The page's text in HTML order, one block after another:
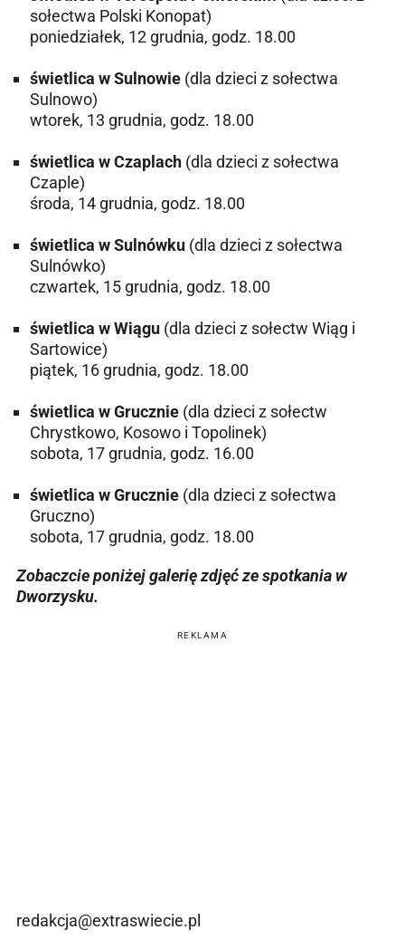
sołectwa Polski Konopat)
poniedziałek, 12 grudnia, godz. 18.00
świetlica w Sulnowie (dla dzieci z sołectwa
Sulnowo)
wtorek, 13 grudnia, godz. 18.00
świetlica w Czaplach (dla dzieci z sołectwa
Czaple)
środa, 14 grudnia, godz. 18.00
świetlica w Sulnówku (dla dzieci z sołectwa
Sulnówko)
czwartek, 15 grudnia, godz. 18.00
świetlica w Wiągu (dla dzieci z sołectw Wiąg i
Sartowice)
piątek, 16 grudnia, godz. 18.00
świetlica w Grucznie (dla dzieci z sołectw
Chrystkowo, Kosowo i Topolinek)
sobota, 17 grudnia, godz. 16.00
świetlica w Grucznie (dla dzieci z sołectwa
Gruczno)
sobota, 17 grudnia, godz. 18.00
Zobaczcie poniżej galerię zdjęć ze spotkania w
Dworzysku.
REKLAMA
redakcja@extraswiecie.pl